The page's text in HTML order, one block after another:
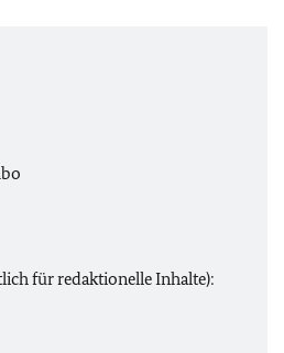
für redaktionelle Inhalte):